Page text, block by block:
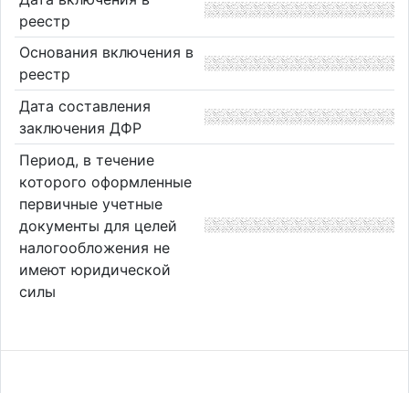
реестр
Основания включения в
реестр
Дата составления
заключения ДФР
Период, в течение
которого оформленные
первичные учетные
документы для целей
налогообложения не
имеют юридической
силы